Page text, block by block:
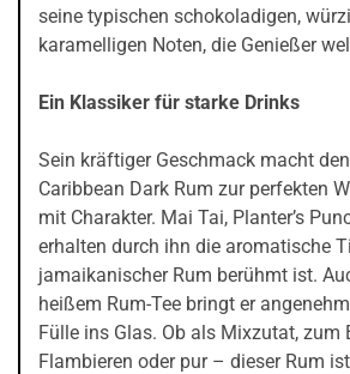
seine typischen schokoladigen,
karamelligen Noten, die Genießer
Ein Klassiker für starke Drinks
Sein kräftiger Geschmack macht
Caribbean Dark Rum zur perfekten
mit Charakter. Mai Tai, Planter’s
erhalten durch ihn die aromatische
jamaikanischer Rum berühmt ist.
heißem Rum-Tee bringt er
Fülle ins Glas. Ob als Mixzutat, zum
Flambieren oder pur – dieser Rum